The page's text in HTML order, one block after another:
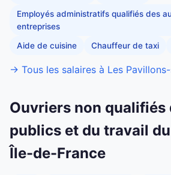
Employés administratifs qualifiés des
entreprises
Aide de cuisine Chauffeur de taxi
→ Tous les salaires à Les
Ouvriers non qualifiés
publics et du travail
Île-de-France